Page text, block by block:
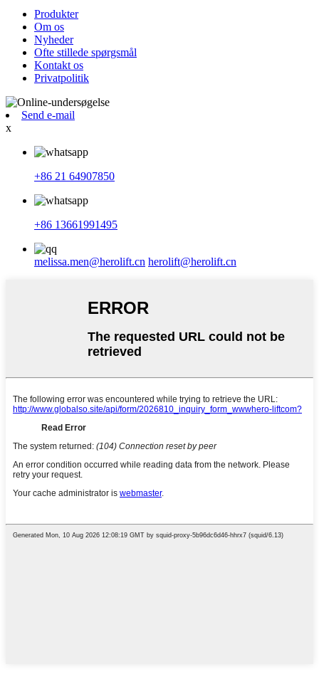
Produkter
Om os
Nyheder
Ofte stillede spørgsmål
Kontakt os
Privatpolitik
Send e-mail
x
+86 21 64907850
+86 13661991495
melissa.men@herolift.cn herolift@herolift.cn